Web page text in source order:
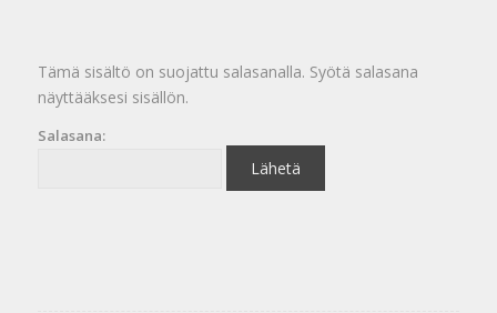
Tämä sisältö on suojattu salasanalla. Syötä salasana
näyttääksesi sisällön.
Salasana: